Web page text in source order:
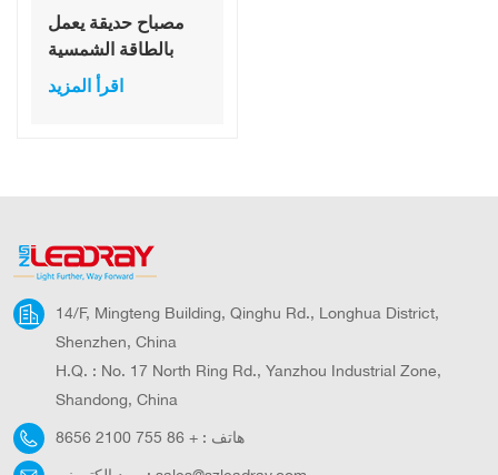
مصباح حديقة يعمل
بالطاقة الشمسية
اقرأ المزيد
14/F, Mingteng Building, Qinghu Rd., Longhua District,
Shenzhen, China
H.Q. : No. 17 North Ring Rd., Yanzhou Industrial Zone,
Shandong, China
هاتف : + 86 755 2100 8656